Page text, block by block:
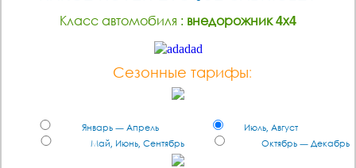
Класс автомобиля : внедорожник 4х4
Сезонные тарифы:
Январь — Апрель
Май, Июнь, Сентябрь
Июль, Август
Октябрь — Декабрь